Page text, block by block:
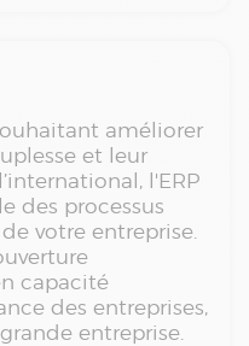
améliorer
et leur
l'ERP
des processus
votre entreprise.
capacité
des entreprises,
entreprise.